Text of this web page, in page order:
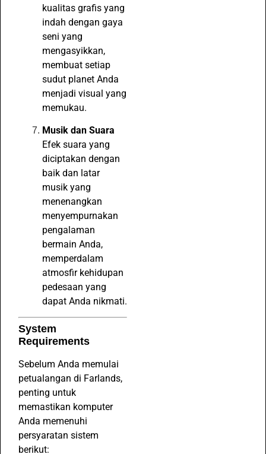
kualitas grafis yang
indah dengan gaya
seni yang
mengasyikkan,
membuat setiap
sudut planet Anda
menjadi visual yang
memukau.
Musik dan Suara
Efek suara yang
diciptakan dengan
baik dan latar
musik yang
menenangkan
menyempurnakan
pengalaman
bermain Anda,
memperdalam
atmosfir kehidupan
pedesaan yang
dapat Anda nikmati.
System
Requirements
Sebelum Anda memulai
petualangan di Farlands,
penting untuk
memastikan komputer
Anda memenuhi
persyaratan sistem
berikut: